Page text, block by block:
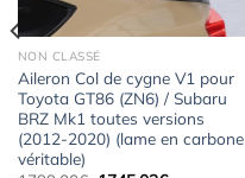
NON CLASSÉ
Aileron Col de cygne V1 pour
Toyota GT86 (ZN6) / Subaru
BRZ Mk1 toutes versions
(2012-2020) (lame en carbone
véritable)